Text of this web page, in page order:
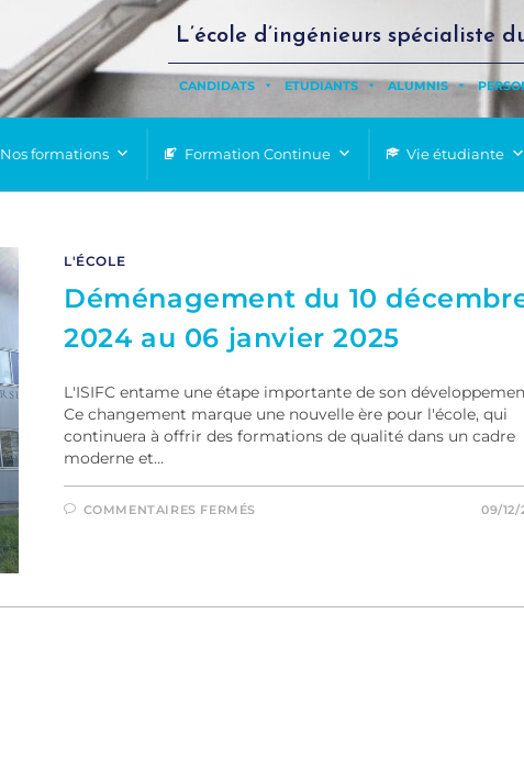
L’école d’ingénieurs spécialiste
CANDIDATS ETUDIANTS ALUMNIS
Nos formations Formation Continue Vie étudiante
L'ÉCOLE
Déménagement du 10
2024 au 06 janvier 2025
L'ISIFC entame une étape importante de son
Ce changement marque une nouvelle ère pour l'école, qui
continuera à offrir des formations de qualité dans un cadre
moderne et…
COMMENTAIRES FERMÉS 09/12/